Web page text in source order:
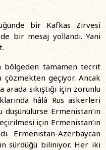
bir Kafkas Zirvesi
bir mesaj yollandı. Yani
bölgeden tamamen tecrit
çözmekten geçiyor. Ancak
sıkıştığı için zorunlu
hâlâ Rus askerleri
Ermenistan’ın
için Ermenistan’ın
Ermenistan-Azerbaycan
sürdüğü biliniyor. Her iki